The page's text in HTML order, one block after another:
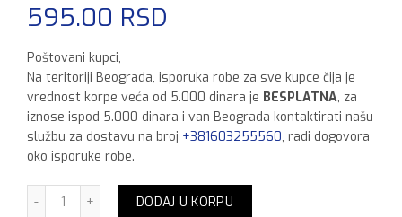
595.00 RSD
Poštovani kupci,
Na teritoriji Beograda, isporuka robe za sve kupce čija je
vrednost korpe veća od 5.000 dinara je BESPLATNA, za
iznose ispod 5.000 dinara i van Beograda kontaktirati našu
službu za dostavu na broj +381603255560, radi dogovora
oko isporuke robe.
Bekament BK Silikon Sanitar Transp.,280 ml količina
DODAJ U KORPU